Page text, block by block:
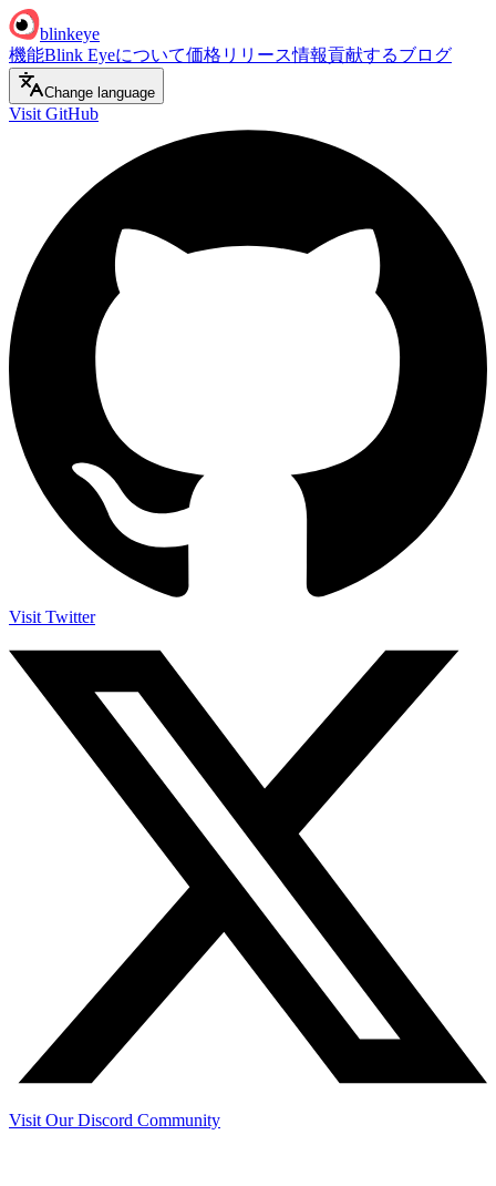
blinkeye
機能Blink Eyeについて価格 リリース情報貢献するブログ
Change language
Visit GitHub
Visit Twitter
Visit Our Discord Community